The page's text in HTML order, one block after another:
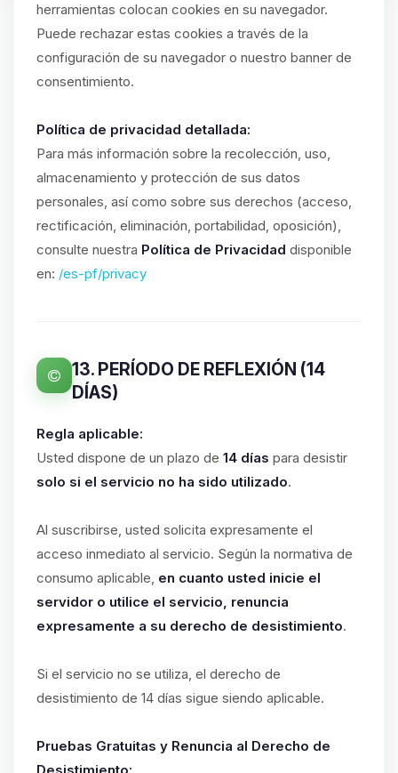
herramientas colocan cookies en su navegador.
Puede rechazar estas cookies a través de la
configuración de su navegador o nuestro banner de
consentimiento.
Política de privacidad detallada:
Para más información sobre la recolección, uso,
almacenamiento y protección de sus datos
personales, así como sobre sus derechos (acceso,
rectificación, eliminación, portabilidad, oposición),
consulte nuestra Política de Privacidad disponible
en: /es-pf/privacy
13. PERÍODO DE REFLEXIÓN (14
DÍAS)
Regla aplicable:
Usted dispone de un plazo de 14 días para desistir
solo si el servicio no ha sido utilizado.
Al suscribirse, usted solicita expresamente el
acceso inmediato al servicio. Según la normativa de
consumo aplicable, en cuanto usted inicie el
servidor o utilice el servicio, renuncia
expresamente a su derecho de desistimiento.
Si el servicio no se utiliza, el derecho de
desistimiento de 14 días sigue siendo aplicable.
Pruebas Gratuitas y Renuncia al Derecho de